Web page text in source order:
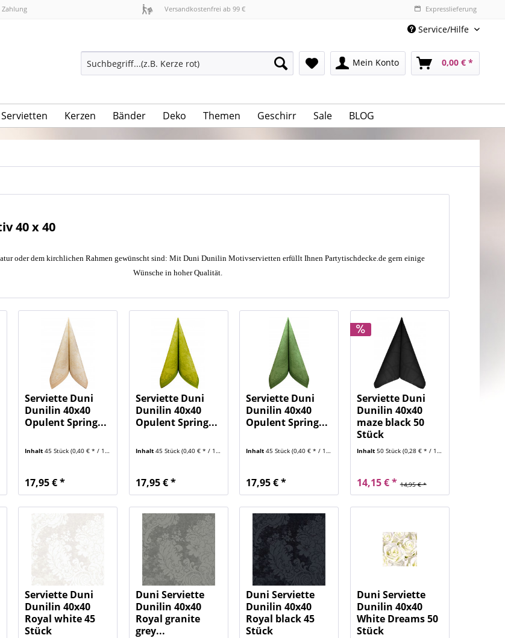
Zahlung Versandkostenfrei ab 99 € Expresslieferung
Service/Hilfe
Mein Konto 0,00 € *
Servietten Kerzen Bänder Deko Themen Geschirr Sale BLOG
40 x 40
oder dem kirchlichen Rahmen gewünscht sind: Mit Duni Dunilin Motivservietten erfüllt Ihnen Partytischdecke.de gern einige
Wünsche in hoher Qualität.
Serviette Duni
Dunilin 40x40
Opulent Spring...
Inhalt 45 Stück (0,40 € * / 1 Stück)
17,95 € *
Serviette Duni
Dunilin 40x40
Opulent Spring...
Inhalt 45 Stück (0,40 € * / 1 Stück)
17,95 € *
Serviette Duni
Dunilin 40x40
Opulent Spring...
Inhalt45 Stück(0,40 € * / 1 Stück)
17,95 € *
Serviette Duni
Dunilin 40x40
maze black 50
Stück
Inhalt 50 Stück (0,28 € * / 1 Stück)
14,95 € *
14,15 € *
Serviette Duni
Dunilin 40x40
Royal white 45
Stück
Duni Serviette
Dunilin 40x40
Royal granite
grey...
Duni Serviette
Dunilin 40x40
Royal black 45
Stück
Duni Serviette
Dunilin 40x40
White Dreams 50
Stück